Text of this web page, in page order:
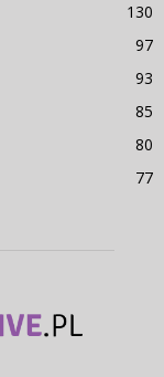
130
97
93
85
80
77